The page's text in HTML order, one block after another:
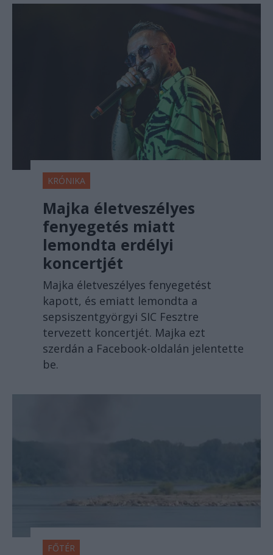
KRÓNIKA
Majka életveszélyes
fenyegetés miatt
lemondta erdélyi
koncertjét
Majka életveszélyes fenyegetést
kapott, és emiatt lemondta a
sepsiszentgyörgyi SIC Fesztre
tervezett koncertjét. Majka ezt
szerdán a Facebook-oldalán jelentette
be.
FŐTÉR